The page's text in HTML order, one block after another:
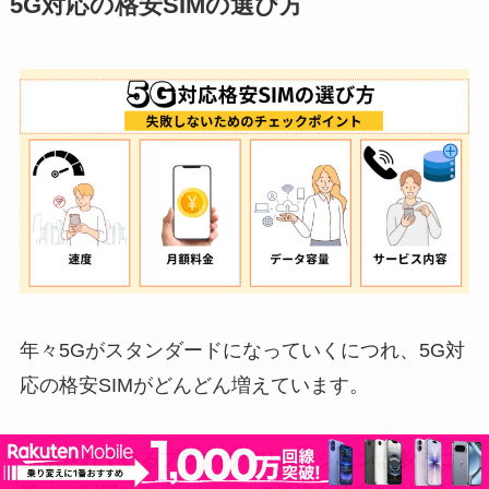
5G対応の格安SIMの選び方
年々5Gがスタンダードになっていくにつれ、5G対
応の格安SIMがどんどん増えています。
提供されているプランのバリエーションは多岐に